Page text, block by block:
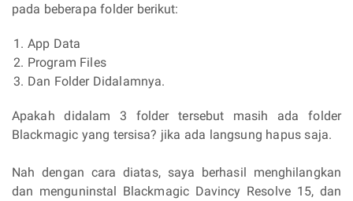
pada beberapa folder berikut:
App Data
Program Files
Dan Folder Didalamnya.
Apakah didalam 3 folder tersebut masih ada folder
Blackmagic yang tersisa? jika ada langsung hapus saja.
Nah dengan cara diatas, saya berhasil menghilangkan
dan menguninstal Blackmagic Davincy Resolve 15, dan